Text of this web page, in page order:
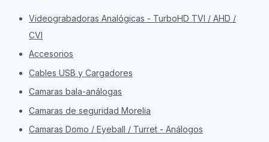
Videograbadoras Analógicas - TurboHD TVI / AHD /
CVI
Accesorios
Cables USB y Cargadores
Camaras bala-análogas
Camaras de seguridad Morelia
Camaras Domo / Eyeball / Turret - Análogos